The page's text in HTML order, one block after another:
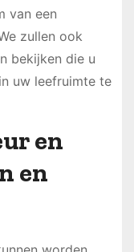
van een
zullen ook
bekijken die u
uw leefruimte te
en
en